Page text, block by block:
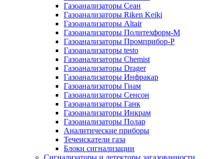
Газоанализаторы Сеан
Газоанализаторы Riken Keiki
Газоанализаторы Altair
Газоанализаторы Политехформ-М
Газоанализаторы Промприбор-Р
Газоанализаторы testo
Газоанализаторы Chemist
Газоанализаторы Drager
Газоанализаторы Инфракар
Газоанализаторы Гиам
Газоанализаторы Сенсон
Газоанализаторы Ганк
Газоанализаторы Инкрам
Газоанализаторы Полар
Аналитические приборы
Течеискатели газа
Блоки сигнализации
Сигнализаторы и детекторы загазованности